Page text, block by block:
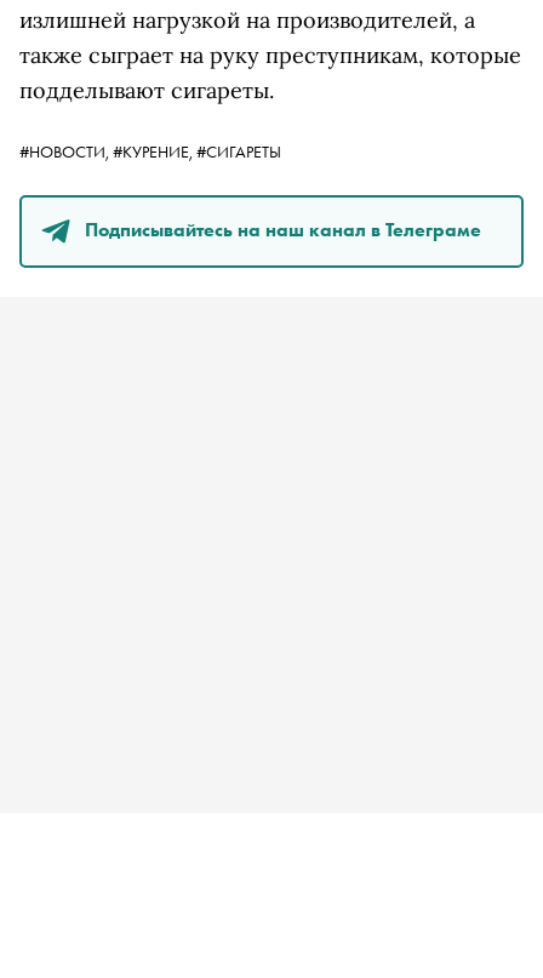
излишней нагрузкой на производителей, а
также сыграет на руку преступникам, которые
подделывают сигареты.
#НОВОСТИ, #КУРЕНИЕ, #СИГАРЕТЫ
Подписывайтесь на наш канал в Телеграме